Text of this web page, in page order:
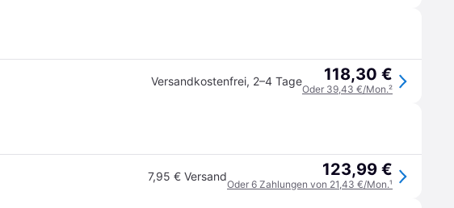
Versandkostenfrei, 2–4 Tage 118,30 €
Oder 39,43 €/Mon.²
7,95 € Versand 123,99 €
Oder 6 Zahlungen von 21,43 €/Mon.¹